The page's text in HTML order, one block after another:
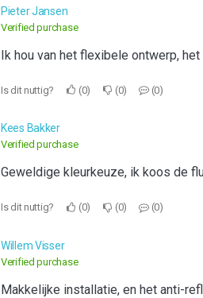
Pieter Jansen
Verified purchase
Ik hou van het flexibele ontwerp,
Is dit nuttig? 0 0 0
Kees Bakker
Verified purchase
Geweldige kleurkeuze, ik koos de
Is dit nuttig? 0 0 0
Willem Visser
Verified purchase
Makkelijke installatie, en het anti-